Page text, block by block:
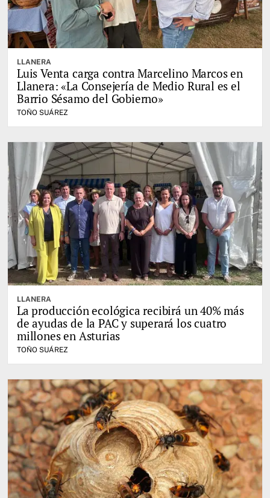
LLANERA
Luis Venta carga contra Marcelino Marcos en
Llanera: «La Consejería de Medio Rural es el
Barrio Sésamo del Gobierno»
TOÑO SUÁREZ
LLANERA
La producción ecológica recibirá un 40% más
de ayudas de la PAC y superará los cuatro
millones en Asturias
TOÑO SUÁREZ